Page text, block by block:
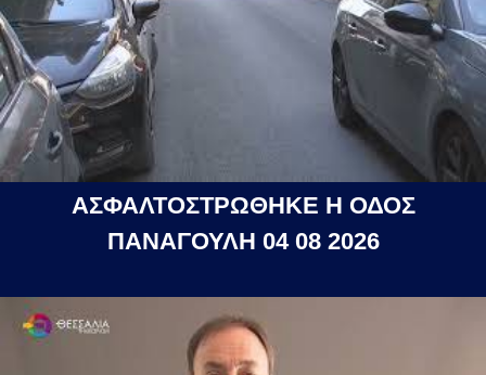
ΑΣΦΑΛΤΟΣΤΡΩΘΗΚΕ Η ΟΔΟΣ
ΠΑΝΑΓΟΥΛΗ 04 08 2026